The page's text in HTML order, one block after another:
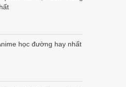
học đường hay nhất